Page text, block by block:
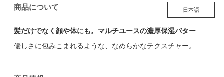
商品について 日本語
髪だけでなく顔や体にも。マルチユースの濃厚保湿バター
優しさに包みこまれるような、なめらかなテクスチャー。